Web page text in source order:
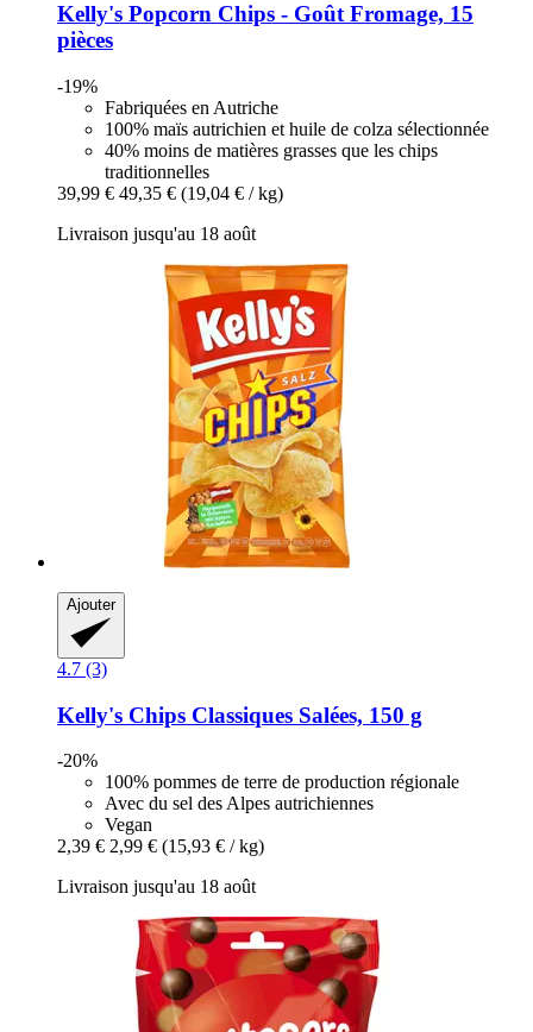
Kelly's Popcorn Chips -​ Goût Fromage, 15
pièces
-19%
Fabriquées en Autriche
100% maïs autrichien et huile de colza sélectionnée
40% moins de matières grasses que les chips
traditionnelles
39,99 € 49,35 € (19,04 € / kg)
Livraison jusqu'au 18 août
Ajouter
4.7 (3)
Kelly's Chips Classiques Salées, 150 g
-20%
100% pommes de terre de production régionale
Avec du sel des Alpes autrichiennes
Vegan
2,39 € 2,99 € (15,93 € / kg)
Livraison jusqu'au 18 août